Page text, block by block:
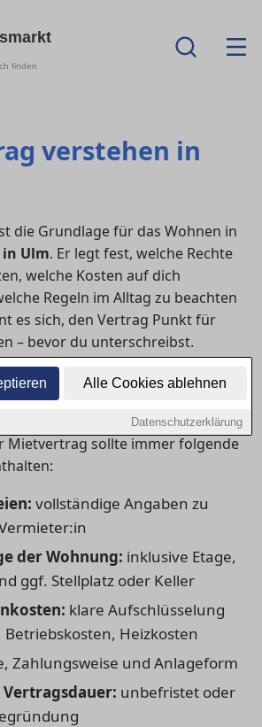
Alle Cookies ablehnen
Datenschutzerklärung
finden
verstehen in
die Grundlage für das Wohnen in
Ulm. Er legt fest, welche Rechte
welche Kosten auf dich
Regeln im Alltag zu beachten
es sich, den Vertrag Punkt für
– bevor du unterschreibst.
im Mietvertrag
sind
Mietvertrag sollte immer folgende
vollständige Angaben zu
der Wohnung: inklusive Etage,
ggf. Stellplatz oder Keller
klare Aufschlüsselung
Heizkosten
Zahlungsweise und Anlageform
unbefristet oder